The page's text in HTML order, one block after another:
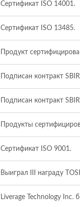
Сертификат ISO 14001.
Сертификат ISO 13485.
Продукт
Подписан контракт
Подписан контракт
Продукты
Сертификат ISO 9001.
Выиграл III награду
Liverage Technology Inc.